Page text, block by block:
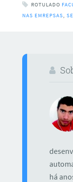
ROTULADO
NAS EMREPSAS
há